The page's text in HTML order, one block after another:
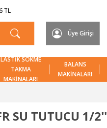
TL
Üye Girişi
LASTİK SÖKME
TAKMA
MAKİNALARI
BALANS
MAKİNALARI
SU TUTUCU 1/2''